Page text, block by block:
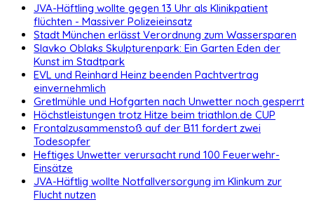
JVA-Häftling wollte gegen 13 Uhr als Klinikpatient
flüchten - Massiver Polizeieinsatz
Stadt München erlässt Verordnung zum Wassersparen
Slavko Oblaks Skulpturenpark: Ein Garten Eden der
Kunst im Stadtpark
EVL und Reinhard Heinz beenden Pachtvertrag
einvernehmlich
Gretlmühle und Hofgarten nach Unwetter noch gesperrt
Höchstleistungen trotz Hitze beim triathlon.de CUP
Frontalzusammenstoß auf der B11 fordert zwei
Todesopfer
Heftiges Unwetter verursacht rund 100 Feuerwehr-
Einsätze
JVA-Häftlig wollte Notfallversorgung im Klinkum zur
Flucht nutzen